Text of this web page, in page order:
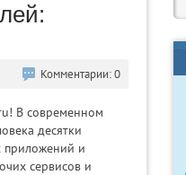
Комментарии: 0
В современном
десятки
приложений и
сервисов и